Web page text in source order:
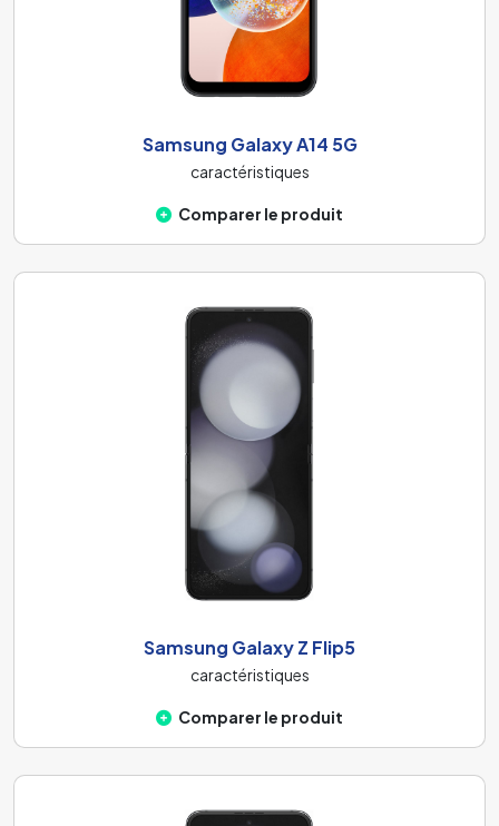
Samsung Galaxy A14 5G
caractéristiques
Comparer le produit
Samsung Galaxy Z Flip5
caractéristiques
Comparer le produit